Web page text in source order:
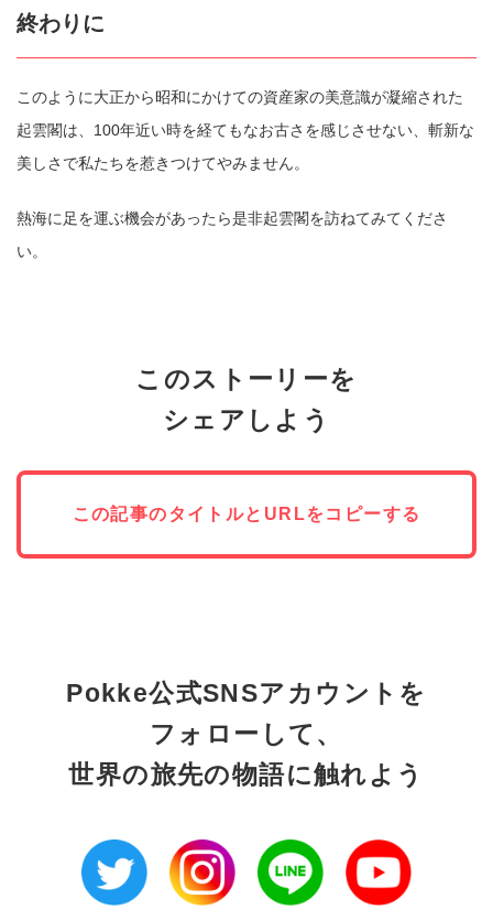
終わりに
このように大正から昭和にかけての資産家の美意識が凝縮された
起雲閣は、100年近い時を経てもなお古さを感じさせない、斬新な
美しさで私たちを惹きつけてやみません。
熱海に足を運ぶ機会があったら是非起雲閣を訪ねてみてくださ
い。
このストーリーを
シェアしよう
この記事のタイトルとURLをコピーする
Pokke公式SNSアカウントを
フォローして、
世界の旅先の物語に触れよう